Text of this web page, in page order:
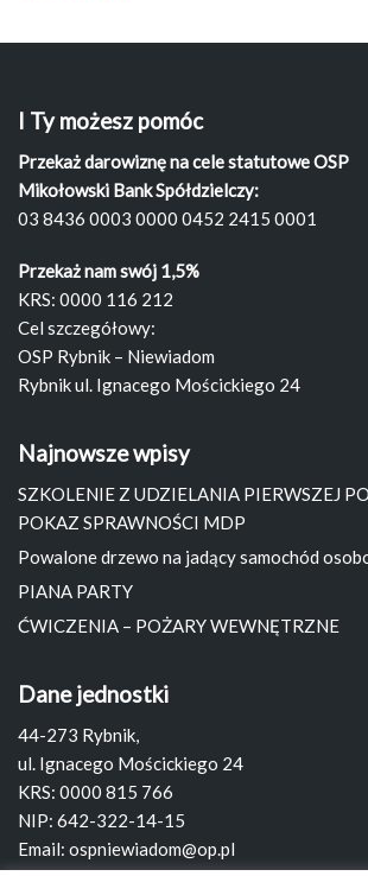
I Ty możesz pomóc
Przekaż darowiznę na cele statutowe OSP
Mikołowski Bank Spółdzielczy:
03 8436 0003 0000 0452 2415 0001
Przekaż nam swój 1,5%
KRS: 0000 116 212
Cel szczegółowy:
OSP Rybnik – Niewiadom
Rybnik ul. Ignacego Mościckiego 24
Najnowsze wpisy
SZKOLENIE Z UDZIELANIA PIERWSZEJ
POKAZ SPRAWNOŚCI MDP
Powalone drzewo na jadący samochód
PIANA PARTY
ĆWICZENIA – POŻARY WEWNĘTRZNE
Dane jednostki
44-273 Rybnik,
ul. Ignacego Mościckiego 24
KRS: 0000 815 766
NIP: 642-322-14-15
Email: ospniewiadom@op.pl
Strona:www.ospniewiadom.pl